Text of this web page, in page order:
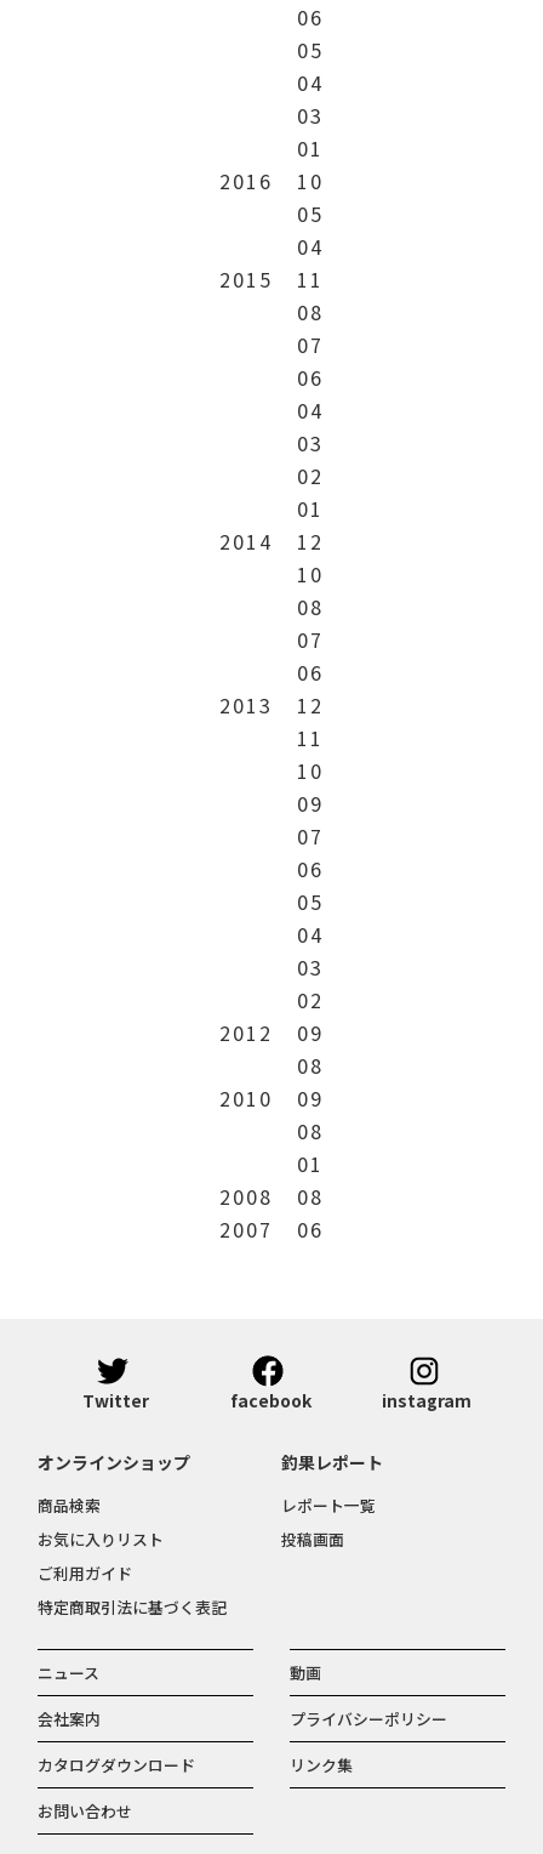
06
05
04
03
01
2016
10
05
04
2015
11
08
07
06
04
03
02
01
2014
12
10
08
07
06
2013
12
11
10
09
07
06
05
04
03
02
2012
09
08
2010
09
08
01
2008
08
2007
06
Twitter facebook instagram
ニュース
動画
会社案内
プライバシーポリシー
カタログダウンロード
リンク集
お問い合わせ
オンラインショップ
商品検索
お気に入りリスト
ご利用ガイド
特定商取引法に基づく表記
釣果レポート
レポート一覧
投稿画面